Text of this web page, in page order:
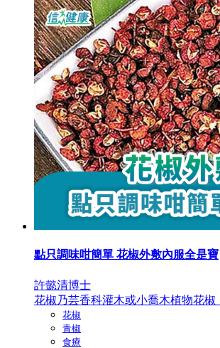
點只調味咁簡單 花椒外敷內服全是寶
許懿清博士
花椒乃芸香科灌木或小喬木植物花椒
花椒
青椒
食療